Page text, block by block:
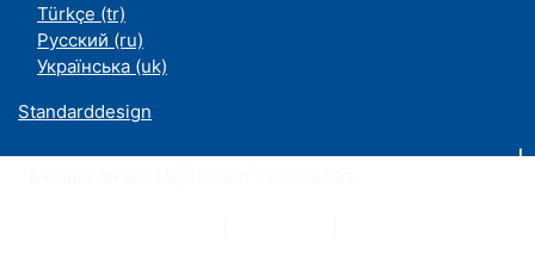
Türkçe ‎(tr)‎
Русский ‎(ru)‎
Українська ‎(uk)‎
Standarddesign